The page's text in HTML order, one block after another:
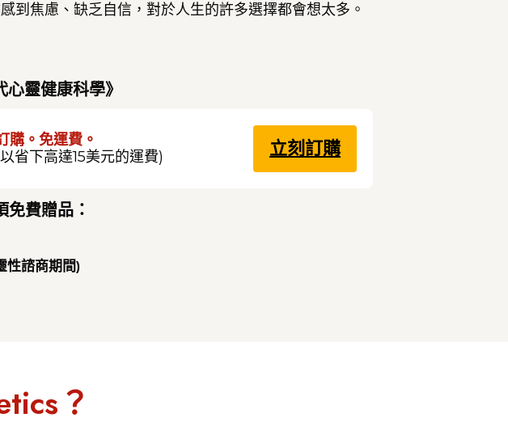
到焦慮、缺乏自信，對於人生的許多選擇都會想太多。
靈健康科學》
購。免運費。
省下高達15美元的運費) 立刻訂購
費贈品：
諮商期間)
？